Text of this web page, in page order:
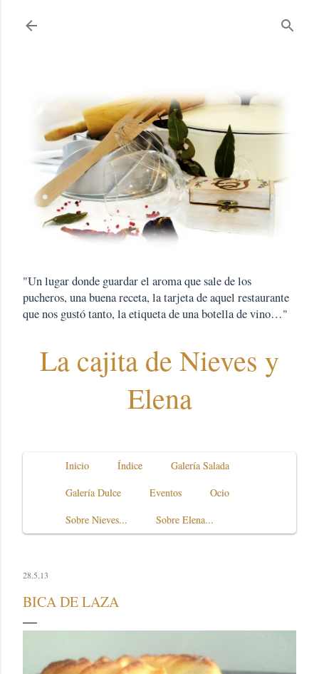
"Un lugar donde guardar el aroma que sale de los
pucheros, una buena receta, la tarjeta de aquel restaurante
que nos gustó tanto, la etiqueta de una botella de vino…"
La cajita de Nieves y
Elena
Inicio Índice
Galería Salada
Galería Dulce
Eventos
Ocio
Sobre Nieves...
Sobre Elena...
28.5.13
BICA DE LAZA